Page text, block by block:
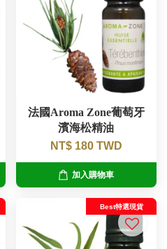
法國Aroma Zone葡萄牙
濱海松精油
NT$ 180 TWD
加入購物車
Best特選現貨